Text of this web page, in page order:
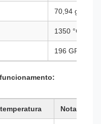
70,94 g/cm3
1350 °C a
196 GPa
Notas